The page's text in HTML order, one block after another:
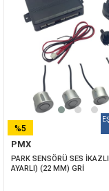
PMX
PARK SENSÖRÜ SES
AYARLI) (22 MM) GRİ
%5
İNDIRIM